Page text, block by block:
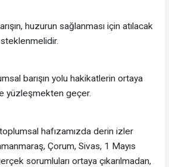
huzurun sağlanması için atılacak
barışın yolu hakikatlerin ortaya
yüzleşmekten geçer.
hafızamızda derin izler
Çorum, Sivas, 1 Mayıs
sorumluları ortaya çıkarılmadan,